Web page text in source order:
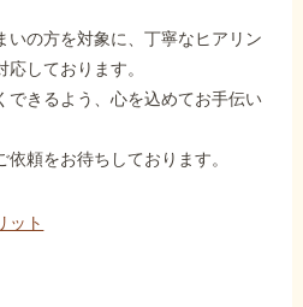
いの方を対象に、丁寧なヒアリン
しております。
できるよう、心を込めてお手伝い
頼をお待ちしております。
ット